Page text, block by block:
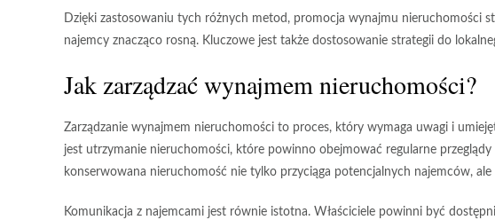
Dzięki zastosowaniu tych różnych metod, promocja wynajmu nieruchomości
najemcy znacząco rosną. Kluczowe jest także dostosowanie strategii do
Jak zarządzać wynajmem nieruchomości?
Zarządzanie wynajmem nieruchomości to proces, który wymaga uwagi i
jest utrzymanie nieruchomości, które powinno obejmować regularne
konserwowana nieruchomość nie tylko przyciąga potencjalnych najemców,
Komunikacja z najemcami jest równie istotna. Właściciele powinni być